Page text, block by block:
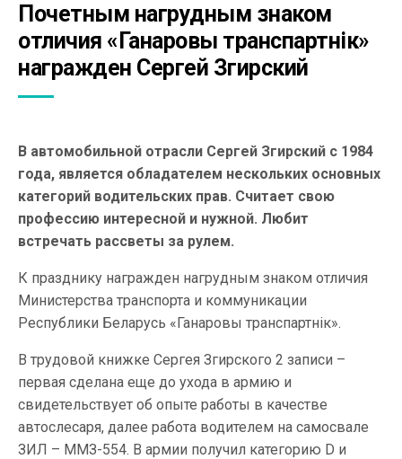
Почетным нагрудным знаком
отличия «Ганаровы транспартнiк»
награжден Сергей Згирский
В автомобильной отрасли Сергей Згирский с 1984
года, является обладателем нескольких основных
категорий водительских прав. Считает свою
профессию интересной и нужной. Любит
встречать рассветы за рулем.
К празднику награжден нагрудным знаком отличия
Министерства транспорта и коммуникации
Республики Беларусь «Ганаровы транспартнiк».
В трудовой книжке Сергея Згирского 2 записи –
первая сделана еще до ухода в армию и
свидетельствует об опыте работы в качестве
автослесаря, далее работа водителем на самосвале
ЗИЛ – ММЗ-554. В армии получил категорию D и